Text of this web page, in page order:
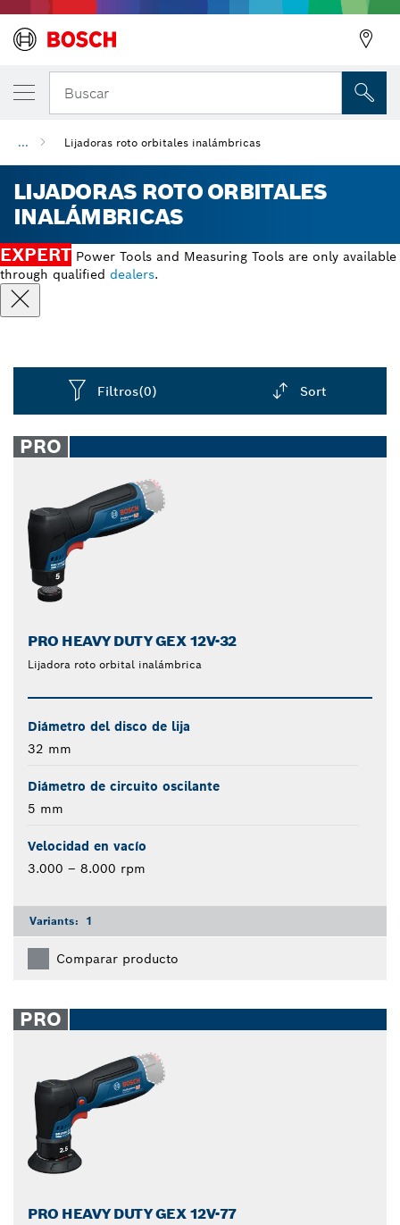
Buscar
... Lijadoras roto orbitales inalámbricas
LIJADORAS ROTO ORBITALES
INALÁMBRICAS
EXPERT Power Tools and Measuring Tools are only available
through qualified dealers.
Filtros(0) Sort
closed
PRO
PRO HEAVY DUTY GEX 12V-32
Lijadora roto orbital inalámbrica
Diámetro del disco de lija
32 mm
Diámetro de circuito oscilante
5 mm
Velocidad en vacío
3.000 – 8.000 rpm
Variants: 1
Comparar producto
PRO
PRO HEAVY DUTY GEX 12V-77